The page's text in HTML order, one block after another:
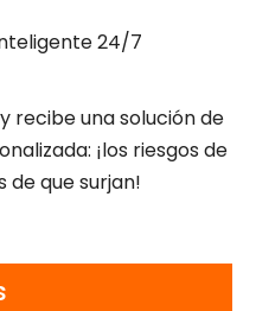
24/7
recibe una solución de
¡los riesgos de
de que surjan!